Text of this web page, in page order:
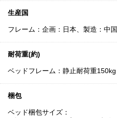
生産国
フレーム：企画：日本、製造：中国
耐荷重(約)
ベッドフレーム：静止耐荷重150kg
梱包
ベッド梱包サイズ：